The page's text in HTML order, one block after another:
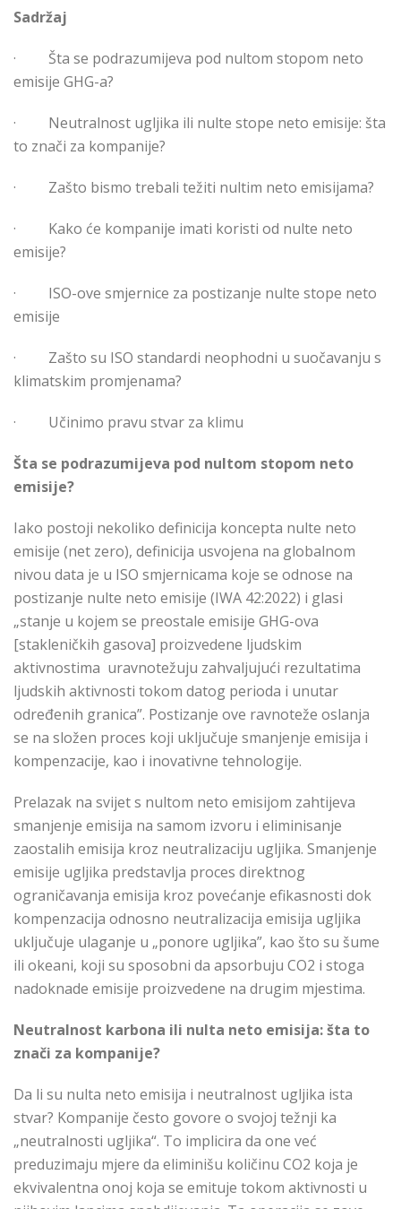
Sadržaj
· Šta se podrazumijeva pod nultom stopom neto
emisije GHG-a?
· Neutralnost ugljika ili nulte stope neto emisije: šta
to znači za kompanije?
· Zašto bismo trebali težiti nultim neto emisijama?
· Kako će kompanije imati koristi od nulte neto
emisije?
· ISO-ove smjernice za postizanje nulte stope neto
emisije
· Zašto su ISO standardi neophodni u suočavanju s
klimatskim promjenama?
· Učinimo pravu stvar za klimu
Šta se podrazumijeva pod nultom stopom neto
emisije?
Iako postoji nekoliko definicija koncepta nulte neto
emisije (net zero), definicija usvojena na globalnom
nivou data je u ISO smjernicama koje se odnose na
postizanje nulte neto emisije (IWA 42:2022) i glasi
„stanje u kojem se preostale emisije GHG-ova
[stakleničkih gasova] proizvedene ljudskim
aktivnostima uravnotežuju zahvaljujući rezultatima
ljudskih aktivnosti tokom datog perioda i unutar
određenih granica”. Postizanje ove ravnoteže oslanja
se na složen proces koji uključuje smanjenje emisija i
kompenzacije, kao i inovativne tehnologije.
Prelazak na svijet s nultom neto emisijom zahtijeva
smanjenje emisija na samom izvoru i eliminisanje
zaostalih emisija kroz neutralizaciju ugljika. Smanjenje
emisije ugljika predstavlja proces direktnog
ograničavanja emisija kroz povećanje efikasnosti dok
kompenzacija odnosno neutralizacija emisija ugljika
uključuje ulaganje u „ponore ugljika”, kao što su šume
ili okeani, koji su sposobni da apsorbuju CO2 i stoga
nadoknade emisije proizvedene na drugim mjestima.
Neutralnost karbona ili nulta neto emisija: šta to
znači za kompanije?
Da li su nulta neto emisija i neutralnost ugljika ista
stvar? Kompanije često govore o svojoj težnji ka
„neutralnosti ugljika“. To implicira da one već
preduzimaju mjere da eliminišu količinu CO2 koja je
ekvivalentna onoj koja se emituje tokom aktivnosti u